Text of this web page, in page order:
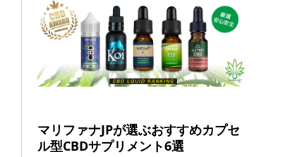
マリファナJPが選ぶおすすめカプセ
ル型CBDサプリメント6選